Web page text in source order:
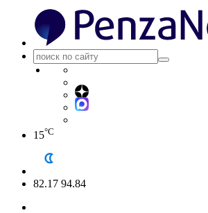
15°C
82.17 94.84